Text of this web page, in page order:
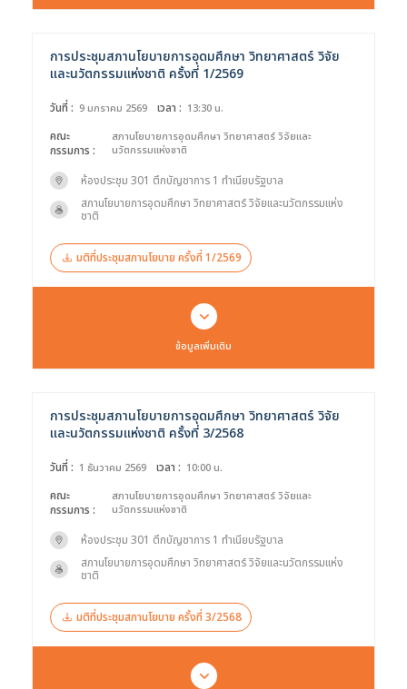
การประชุมสภานโยบายการอุดมศึกษา วิทยาศาสตร์ วิจัย
และนวัตกรรมแห่งชาติ ครั้งที่ 1/2569
วันที่ : 9 มกราคม 2569 เวลา : 13:30 น.
คณะ
กรรมการ :
สภานโยบายการอุดมศึกษา วิทยาศาสตร์ วิจัยและ
นวัตกรรมแห่งชาติ
ห้องประชุม 301 ตึกบัญชาการ 1 ทำเนียบรัฐบาล
สภานโยบายการอุดมศึกษา วิทยาศาสตร์ วิจัยและนวัตกรรมแห่ง
ชาติ
มติที่ประชุมสภานโยบาย ครั้งที่ 1/2569
ข้อมูลเพิ่มเติม
การประชุมสภานโยบายการอุดมศึกษา วิทยาศาสตร์ วิจัย
และนวัตกรรมแห่งชาติ ครั้งที่ 3/2568
วันที่ : 1 ธันวาคม 2569 เวลา : 10:00 น.
คณะ
กรรมการ :
สภานโยบายการอุดมศึกษา วิทยาศาสตร์ วิจัยและ
นวัตกรรมแห่งชาติ
ห้องประชุม 301 ตึกบัญชาการ 1 ทำเนียบรัฐบาล
สภานโยบายการอุดมศึกษา วิทยาศาสตร์ วิจัยและนวัตกรรมแห่ง
ชาติ
มติที่ประชุมสภานโยบาย ครั้งที่ 3/2568